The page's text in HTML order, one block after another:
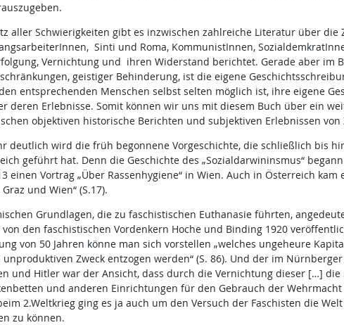
aller Schwierigkeiten gibt es inzwischen zahlreiche Literatur über die
Sinti und Roma, KommunistInnen,
Vernichtung und ihren Widerstand berichtet. Gerade aber im
geistiger Behinderung, ist die eigene
entsprechenden Menschen selbst selten möglich ist, ihre eigene
deren Erlebnisse. Somit können wir uns mit diesem Buch über ein
objektiven historische Berichten und subjektiven Erlebnissen von
deutlich wird die früh begonnene Vorgeschichte, die schließlich bis
geführt hat. Denn die Geschichte des „Sozialdarwininsmus“
einen Vortrag „Über Rassenhygiene“ in Wien. Auch in Österreich
und Wien“ (S.17).
Grundlagen, die zu faschistischen Euthanasie führten,
den faschistischen Vordenkern Hoche und Binding 1920
von 50 Jahren könne man sich vorstellen „welches ungeheure
Zweck entzogen werden“ (S. 86). Und der im
und Hitler war der Ansicht, dass durch die Vernichtung dieser […]
und anderen Einrichtungen für den Gebrauch der Wehrmacht
2.Weltkrieg ging es ja auch um den Versuch der Faschisten die
zu können.